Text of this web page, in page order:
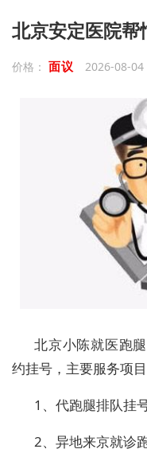
北京安定医院帮
价格： 面议 2026-08-
北京小陈就医跑
约挂号，主要服务项目
1、代跑腿排队挂
2、异地来京就诊